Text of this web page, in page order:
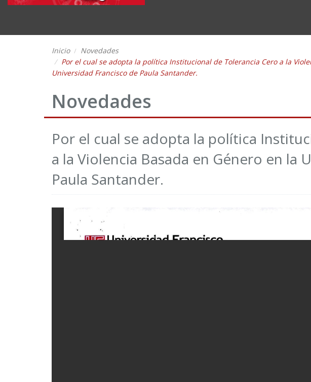
Inicio
Novedades
Por el cual se adopta la política Institucional de Tolerancia Cero a la
Universidad Francisco de Paula Santander.
Novedades
Por el cual se adopta la política
a la Violencia Basada en Género en la
Paula Santander.